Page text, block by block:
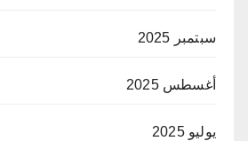
سبتمبر 2025
أغسطس 2025
يوليو 2025